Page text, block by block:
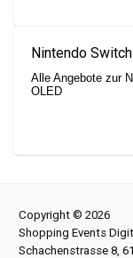
Nintendo
Alle Angebote zur
OLED
Copyright © 2026
Shopping Events
Schachenstrasse 8,